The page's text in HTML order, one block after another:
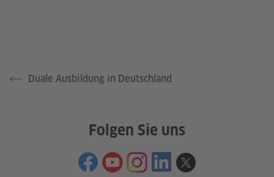
Duale Ausbildung in Deutschland
Folgen Sie uns